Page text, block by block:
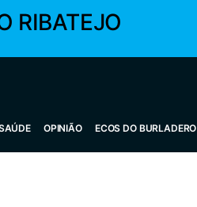
RIBATEJO
OPINIÃO ECOS DO BURLADERO